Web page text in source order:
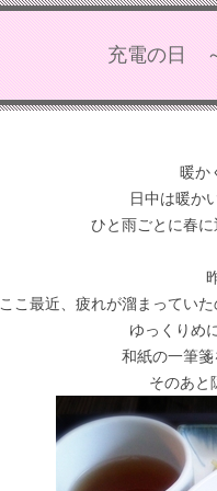
充電の日
暖か
日中は暖か
ひと雨ごとに春
ここ最近、疲れが溜まってい
ゆっくりめ
和紙の一筆
そのあと